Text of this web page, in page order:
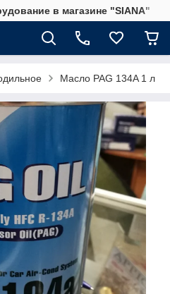
в магазине "SIANA"
Масло PAG 134A 1 л